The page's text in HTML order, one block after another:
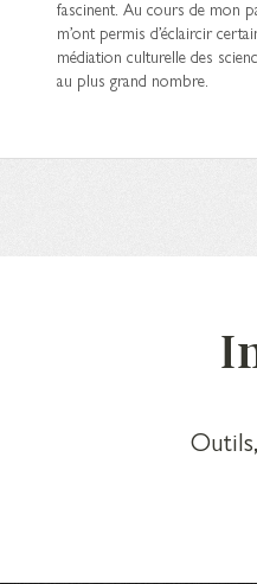
fascinent. Au cours de mon
m’ont permis d’éclaircir
médiation culturelle des
au plus grand nombre.